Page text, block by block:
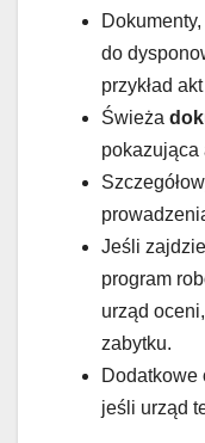
do
przykład
Świeża
pokazująca
Jeśli
program
urząd
zabytku.
Dodatkowe
jeśli urząd